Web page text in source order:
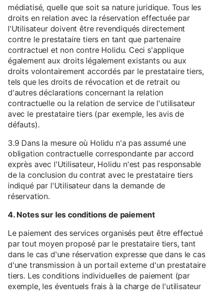
médiatisé, quelle que soit sa nature juridique. Tous les
droits en relation avec la réservation effectuée par
l'Utilisateur doivent être revendiqués directement
contre le prestataire tiers en tant que partenaire
contractuel et non contre Holidu. Ceci s'applique
également aux droits légalement existants ou aux
droits volontairement accordés par le prestataire tiers,
tels que les droits de révocation et de retrait ou
d'autres déclarations concernant la relation
contractuelle ou la relation de service de l'utilisateur
avec le prestataire tiers (par exemple, les avis de
défauts).
3.9 Dans la mesure où Holidu n'a pas assumé une
obligation contractuelle correspondante par accord
exprès avec l'Utilisateur, Holidu n'est pas responsable
de la conclusion du contrat avec le prestataire tiers
indiqué par l'Utilisateur dans la demande de
réservation.
4. Notes sur les conditions de paiement
Le paiement des services organisés peut être effectué
par tout moyen proposé par le prestataire tiers, tant
dans le cas d'une réservation expresse que dans le cas
d'une transmission à un portail externe d'un prestataire
tiers. Les conditions individuelles de paiement (par
exemple, les éventuels frais à la charge de l'utilisateur